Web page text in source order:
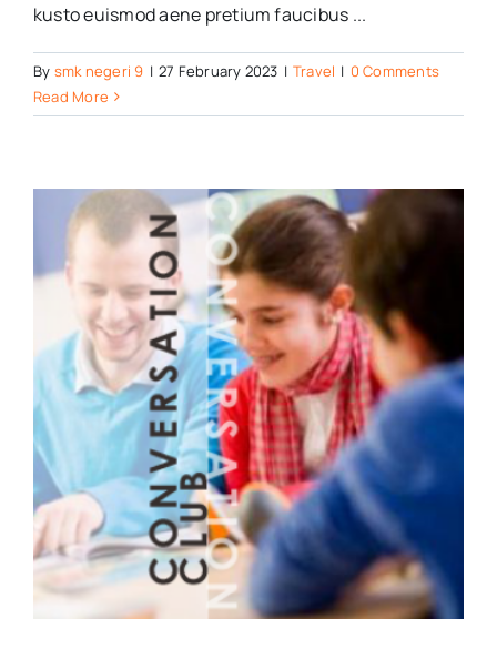
kusto euismod aene pretium faucibus ...
By smk negeri 9 | 27 February 2023 | Travel | 0 Comments
Read More